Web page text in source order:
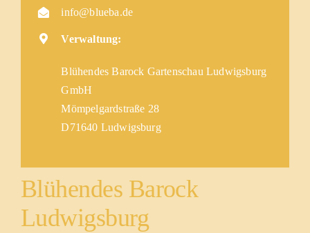
info@blueba.de
Verwaltung:
Blühendes Barock Gartenschau Ludwigsburg
GmbH
Mömpelgardstraße 28
D71640 Ludwigsburg
Blühendes Barock
Ludwigsburg